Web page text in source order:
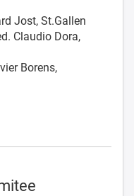
Jost, St.Gallen
Claudio Dora,
Borens,